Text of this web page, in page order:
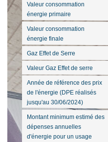
Valeur consommation
énergie primaire
Valeur consommation
énergie finale
Gaz Effet de Serre
Valeur Gaz Effet de serre
Année de référence des prix
de l'énergie (DPE réalisés
jusqu'au 30/06/2024)
Montant minimum estimé des
dépenses annuelles
d'énergie pour un usage